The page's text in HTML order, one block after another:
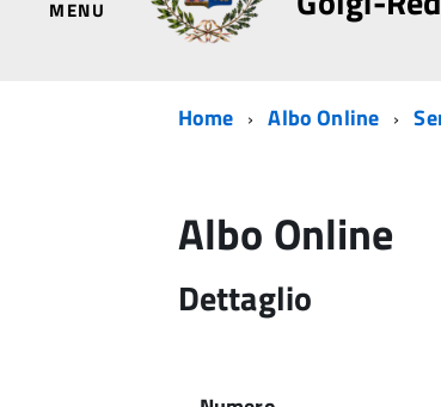
MENU
Home Albo Online
Albo Online
Dettaglio